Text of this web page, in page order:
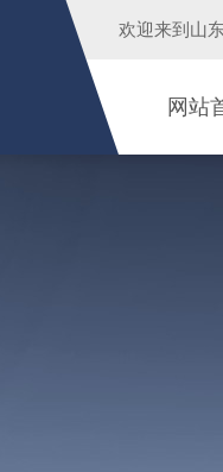
欢迎来到 山
网站